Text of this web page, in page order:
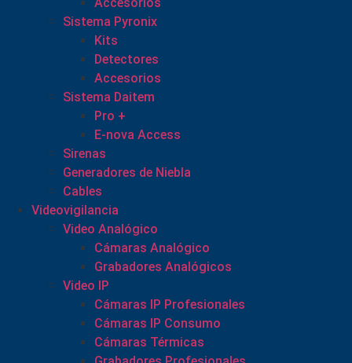
Sistema Pyronix
Kits
Detectores
Accesorios
Sistema Daitem
Pro +
E-nova Access
Sirenas
Generadores de Niebla
Cables
Videovigilancia
Video Analógico
Cámaras Analógico
Grabadores Analógicos
Video IP
Cámaras IP Profesionales
Cámaras IP Consumo
Cámaras Térmicas